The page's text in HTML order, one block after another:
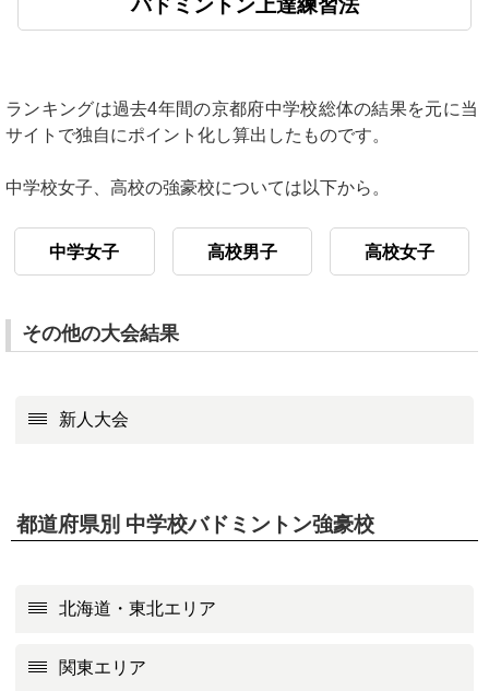
バドミントン上達練習法
ランキングは過去4年間の京都府中学校総体の結果を元に当
サイトで独自にポイント化し算出したものです。
中学校女子、高校の強豪校については以下から。
中学女子 高校男子 高校女子
その他の大会結果
新人大会
都道府県別 中学校バドミントン強豪校
北海道・東北エリア
関東エリア